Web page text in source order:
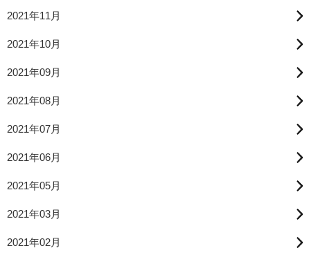
2021年11月
2021年10月
2021年09月
2021年08月
2021年07月
2021年06月
2021年05月
2021年03月
2021年02月